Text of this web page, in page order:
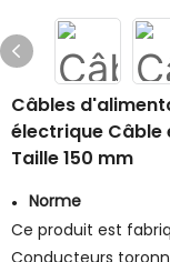
Câbles
électrique Câble
Taille 150 mm
●
Norme
Ce produit est
Conducteurs